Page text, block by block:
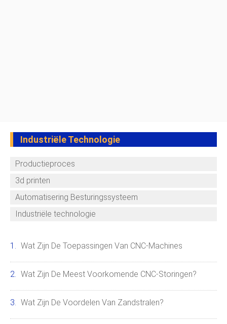
Industriële Technologie
Productieproces
3d printen
Automatisering Besturingssysteem
Industriële technologie
Wat Zijn De Toepassingen Van CNC-Machines
Wat Zijn De Meest Voorkomende CNC-Storingen?
Wat Zijn De Voordelen Van Zandstralen?